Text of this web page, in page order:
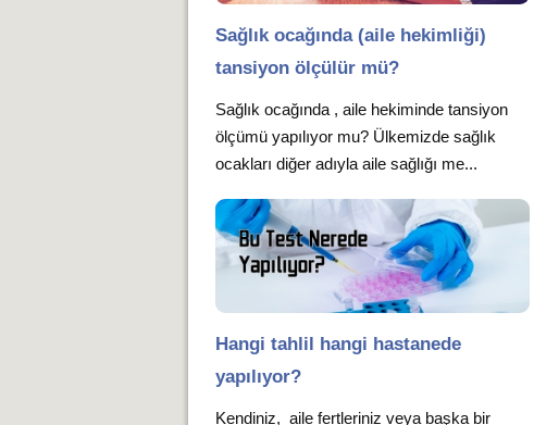
Sağlık ocağında (aile hekimliği)
tansiyon ölçülür mü?
Sağlık ocağında , aile hekiminde tansiyon
ölçümü yapılıyor mu? Ülkemizde sağlık
ocakları diğer adıyla aile sağlığı me...
Hangi tahlil hangi hastanede
yapılıyor?
Kendiniz, aile fertleriniz veya başka bir